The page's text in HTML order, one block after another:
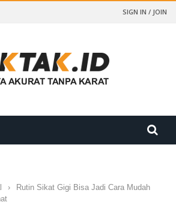
SIGN IN / JOIN
›
Rutin Sikat Gigi Bisa Jadi Cara Mudah